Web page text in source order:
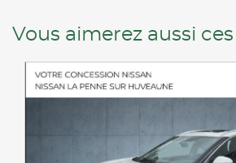
Vous aimerez aussi